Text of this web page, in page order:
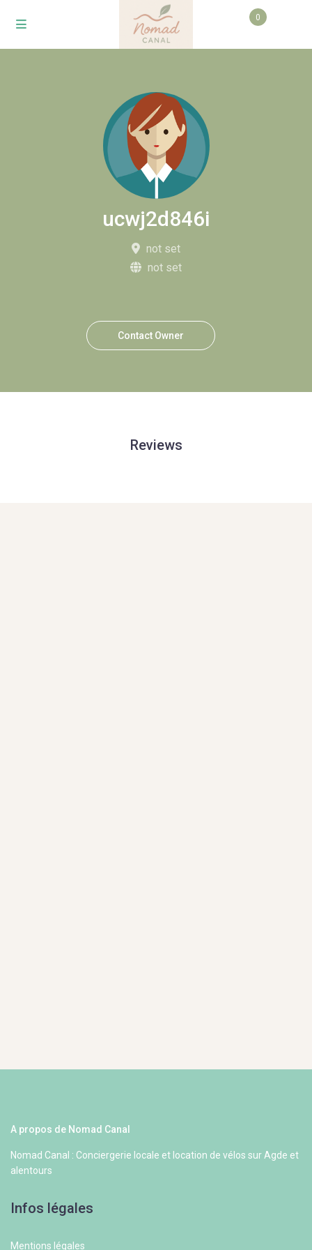
0
ucwj2d846i
not set
not set
Contact Owner
Reviews
A propos de Nomad Canal
Nomad Canal : Conciergerie locale et location de vélos sur Agde et
alentours
Infos légales
Mentions légales